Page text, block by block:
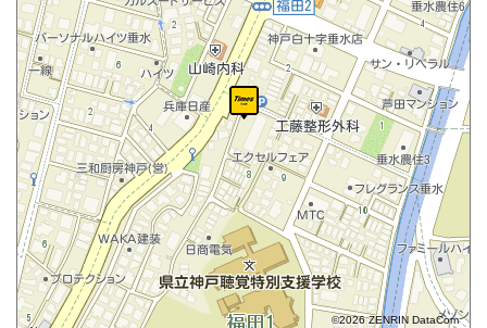
©2026 ZENRIN DataCom